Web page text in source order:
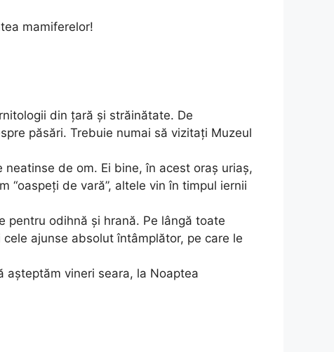
mamiferelor!
din ţară şi străinătate. De
păsări. Trebuie numai să vizitaţi Muzeul
de om. Ei bine, în acest oraş uriaş,
de vară”, altele vin în timpul iernii
pentru odihnă şi hrană. Pe lângă toate
ajunse absolut întâmplător, pe care le
aşteptăm vineri seara, la Noaptea